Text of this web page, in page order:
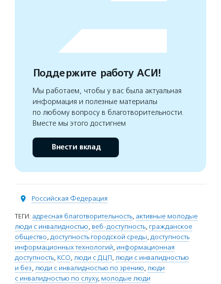
Поддержите работу АСИ!
Мы работаем, чтобы у вас была актуальная
информация и полезные материалы
по любому вопросу в благотворительности.
Вместе мы этого достигнем
Внести вклад
Российская Федерация
ТЕГИ: адресная благотворительность, активные молодые
люди с инвалидностью, веб-доступность, гражданское
общество, доступность городской среды, доступность
информационных технологий, информационная
доступность, КСО, люди с ДЦП, люди с инвалидностью
и без, люди с инвалидностью по зрению, люди
с инвалидностью по слуху, молодые люди